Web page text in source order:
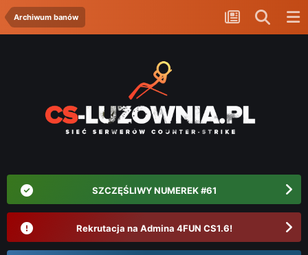
Archiwum banów
SZCZĘŚLIWY NUMEREK #61
Rekrutacja na Admina 4FUN CS1.6!